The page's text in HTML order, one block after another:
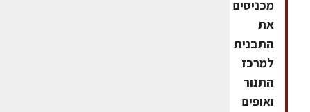
מכניסים
את
התבנית
למרכז
התנור
ואופים